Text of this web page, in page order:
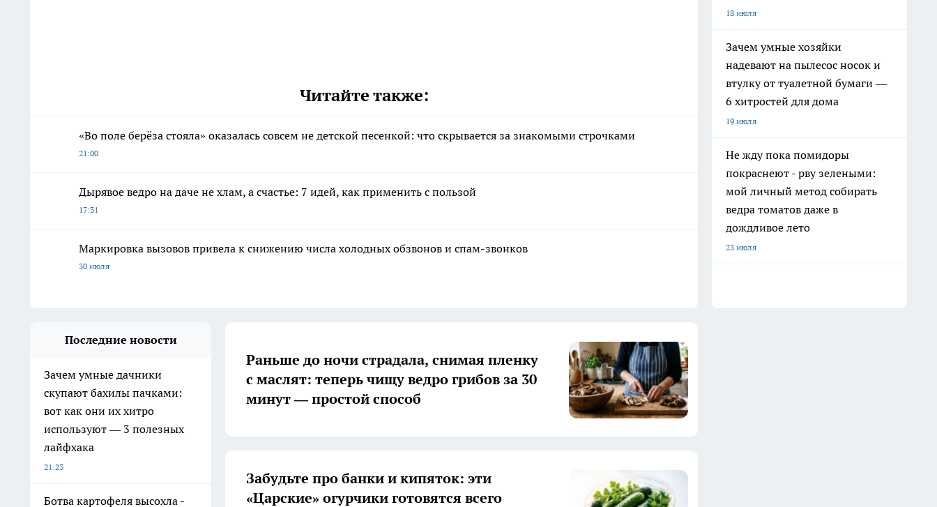
Читайте также:
«Во поле берёза стояла» оказалась совсем не детской песенкой: что скрывается за знакомыми строчками
21:00
Дырявое ведро на даче не хлам, а счастье: 7 идей, как применить с пользой
17:31
Маркировка вызовов привела к снижению числа холодных обзвонов и спам-звонков
30 июля
18 июля
Зачем умные хозяйки
надевают на пылесос носок и
втулку от туалетной бумаги —
6 хитростей для дома
19 июля
Не жду пока помидоры
покраснеют - рву зелеными:
мой личный метод собирать
ведра томатов даже в
дождливое лето
23 июля
Последние новости
Зачем умные дачники
скупают бахилы пачками:
вот как они их хитро
используют — 3 полезных
лайфхака
21:23
Ботва картофеля высохла -
Раньше до ночи страдала, снимая пленку
с маслят: теперь чищу ведро грибов за 30
минут — простой способ
Забудьте про банки и кипяток: эти
«Царские» огурчики готовятся всего